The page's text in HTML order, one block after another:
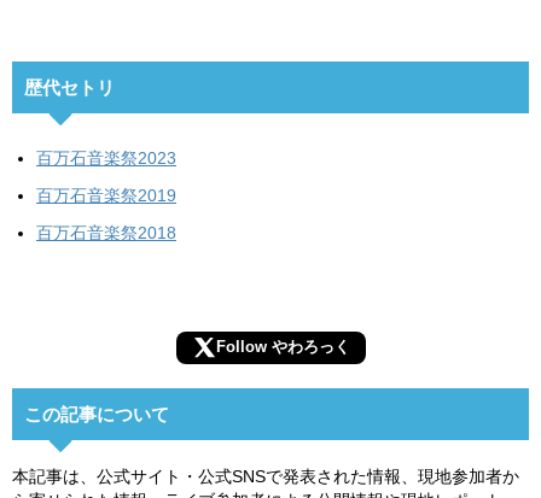
歴代セトリ
百万石音楽祭2023
百万石音楽祭2019
百万石音楽祭2018
Follow やわろっく
この記事について
本記事は、公式サイト・公式SNSで発表された情報、現地参加者か